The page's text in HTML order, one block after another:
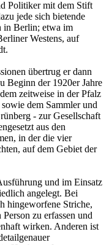
Politiker mit dem Stift
jede sich bietende
in Berlin; etwa im
Westens, auf
übertrug er dann
Beginn der 1920er Jahre
zeitweise in der Pfalz
dem Sammler und
- zur Gesellschaft
aus den
in der die vier
auf dem Gebiet der
und im Einsatz
angelegt. Bei
hingeworfene Striche,
zu erfassen und
wirken. Anderen ist